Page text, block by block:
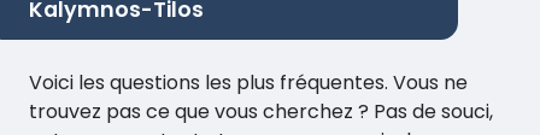
Kalymnos-Tilos
Voici les questions les plus fréquentes. Vous ne
trouvez pas ce que vous cherchez ? Pas de souci,